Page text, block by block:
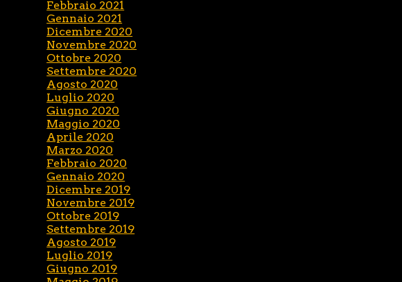
Febbraio 2021
Gennaio 2021
Dicembre 2020
Novembre 2020
Ottobre 2020
Settembre 2020
Agosto 2020
Luglio 2020
Giugno 2020
Maggio 2020
Aprile 2020
Marzo 2020
Febbraio 2020
Gennaio 2020
Dicembre 2019
Novembre 2019
Ottobre 2019
Settembre 2019
Agosto 2019
Luglio 2019
Giugno 2019